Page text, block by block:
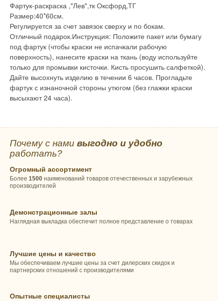
Фартук-раскраска ,"Лев",тк Оксфорд,ТГ
Размер:40*60см.
Регулируется за счет завязок сверху и по бокам.
Отличный подарок.Инструкция: Положите пакет или бумагу
под фартук (чтобы краски не испачкали рабочую
поверхность), нанесите краски на ткань (воду используйте
только для промывки кисточки. Кисть просушить салфеткой).
Дайте высохнуть изделию в течении 6 часов. Прогладьте
фартук с изнаночной стороны утюгом (без глажки краски
высыхают 24 часа).
Почему с нами выгодно и удобно
работать?
Огромный ассортимент
Более 1500 наименований товаров отечественных и зарубежных
производителей
Демонстрационные залы
Наглядная выкладка обеспечит полное представление о товарах
Лучшие цены и качество
Мы обеспечиваем лучшие цены за счет дилерских скидок и
партнерских отношений с производителями
Опытные специалисты